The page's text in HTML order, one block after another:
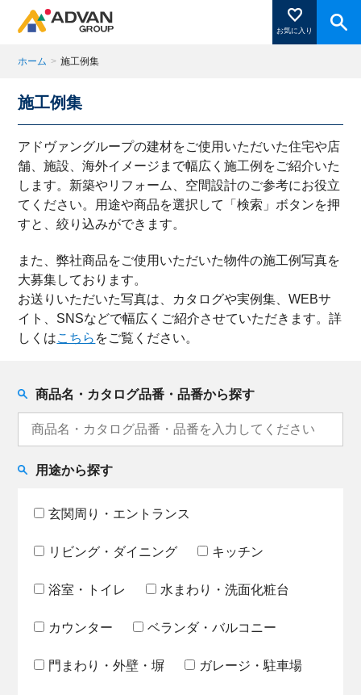
お気に入り
商品ページにある「お気に入り登録」を押すと登録した
商品がここに表示されます。
閉じる
ホーム > 施工例集
施工例集
アドヴァングループの建材をご使用いただいた住宅や店
舗、施設、海外イメージまで幅広く施工例をご紹介いた
します。新築やリフォーム、空間設計のご参考にお役立
てください。用途や商品を選択して「検索」ボタンを押
すと、絞り込みができます。
また、弊社商品をご使用いただいた物件の施工例写真を
大募集しております。
お送りいただいた写真は、カタログや実例集、WEBサ
イト、SNSなどで幅広くご紹介させていただきます。詳
しくはこちら をご覧ください。
商品名・カタログ品番・品番から探す
用途から探す
玄関周り・エントランス
リビング・ダイニング キッチン
浴室・トイレ 水まわり・洗面化粧台
カウンター ベランダ・バルコニー
門まわり・外壁・塀 ガレージ・駐車場